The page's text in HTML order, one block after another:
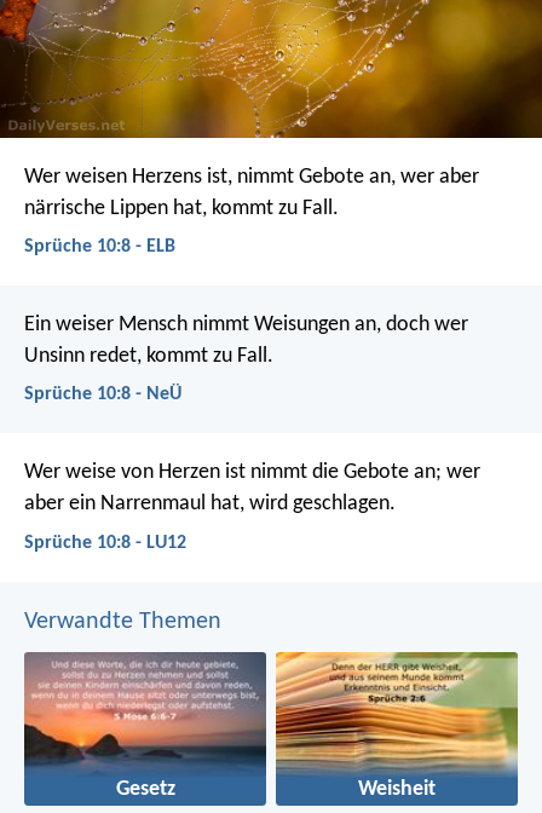
Wer weisen Herzens ist, nimmt Gebote an, wer aber
närrische Lippen hat, kommt zu Fall.
Sprüche 10:8 - ELB
Ein weiser Mensch nimmt Weisungen an, doch wer
Unsinn redet, kommt zu Fall.
Sprüche 10:8 - NeÜ
Wer weise von Herzen ist nimmt die Gebote an; wer
aber ein Narrenmaul hat, wird geschlagen.
Sprüche 10:8 - LU12
Verwandte Themen
Gesetz Weisheit